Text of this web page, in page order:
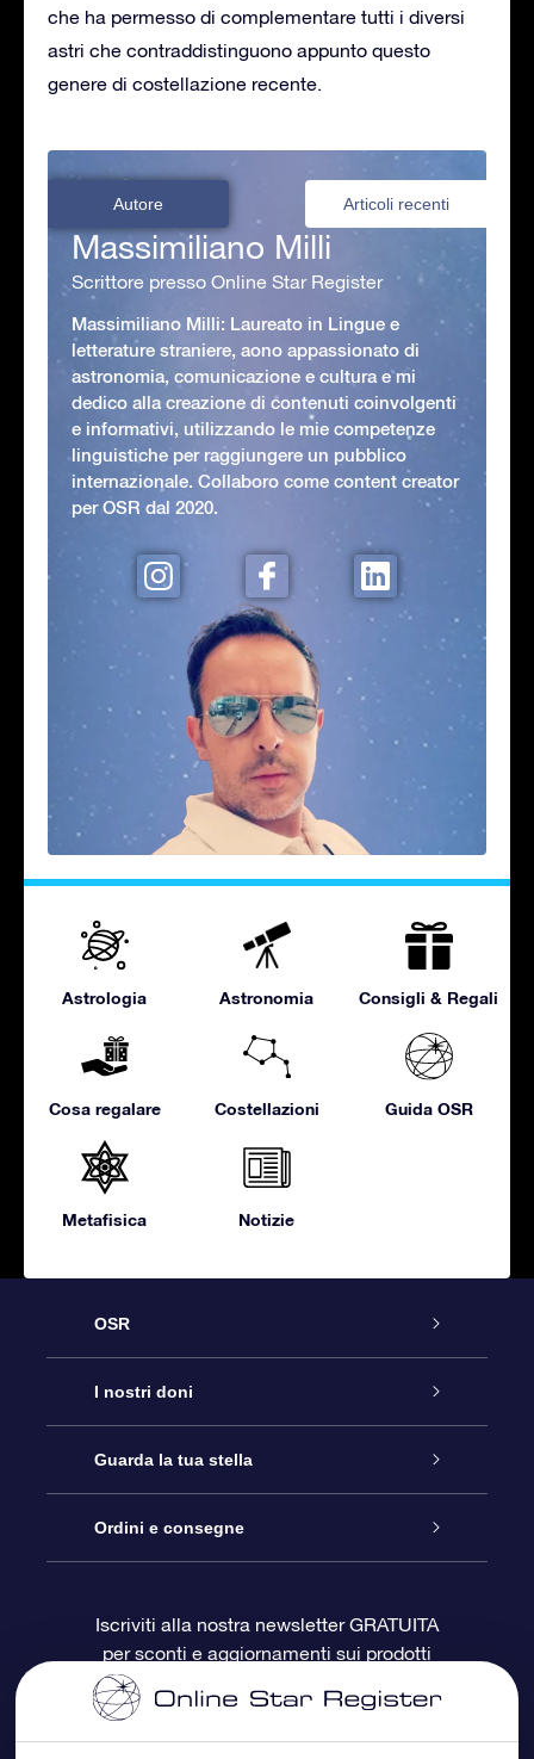
che ha permesso di complementare tutti i diversi
astri che contraddistinguono appunto questo
genere di costellazione recente.
Autore Articoli recenti
Massimiliano Milli
Scrittore presso Online Star Register
Massimiliano Milli: Laureato in Lingue e
letterature straniere, aono appassionato di
astronomia, comunicazione e cultura e mi
dedico alla creazione di contenuti coinvolgenti
e informativi, utilizzando le mie competenze
linguistiche per raggiungere un pubblico
internazionale. Collaboro come content creator
per OSR dal 2020.
Astrologia Astronomia Consigli & Regali
Cosa regalare Costellazioni Guida OSR
Metafisica Notizie
OSR
Assistenza
Contattaci
Blog
OSR Recensioni
I nostri doni
Online Star Gift
Pacchetto regalo OSR
Gift Card OSR
Doni aziendali
Guarda la tua stella
Registro stellare
Star Page personalizzata
One Million Stars
Ordini e consegne
Informazioni di Pagamento
Iscriviti alla nostra newsletter GRATUITA
per sconti e aggiornamenti sui prodotti